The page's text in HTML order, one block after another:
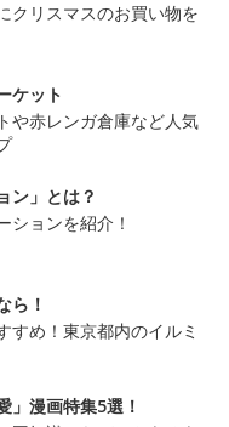
クリスマスのお買い物を
ケット
や赤レンガ倉庫など人気
ン」とは？
ションを紹介！
ら！
すめ！東京都内のイルミ
」漫画特集5選！